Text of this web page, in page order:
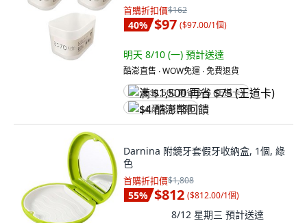
首購折扣價$162
40% $97 ($97.00/1個)
明天 8/10 (一) 預計送達
酷澎直售 ∙ WOW免運 ∙ 免費退貨
满 $1,500 再省 $75 (王道卡)
$4 酷澎幣回饋
Darnina 附鏡牙套假牙收納盒, 1個, 綠
色
首購折扣價$1,808
55% $812 ($812.00/1個)
8/12 星期三 預計送達